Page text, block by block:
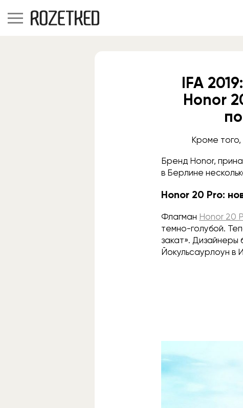
IFA
Honor
Кроме
Бренд Honor,
в Берлине
Honor 20 Pro:
Флагман Honor 20
темно-голубой.
закат». Дизайнеры
Йокульсаурлоун в